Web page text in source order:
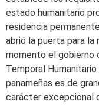
estado humanitario
residencia
abrió la puerta para la
momento el gobierno
Temporal
panameñas es de
carácter excepcional